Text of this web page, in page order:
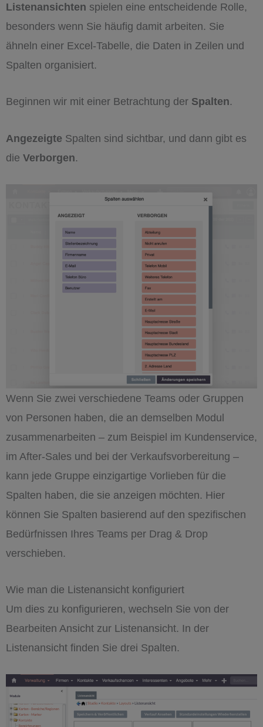
Listenansichten spielen eine entscheidende Rolle,
besonders wenn Sie häufig damit arbeiten. Sie
ähneln einer Excel-Tabelle, die Daten in Zeilen und
Spalten organisiert.
Beginnen wir mit einer Betrachtung der Spalten.
Angezeigte Spalten sind sichtbar, und dann gibt es
die Verborgen.
Wenn Sie zwei verschiedene Teams oder Gruppen
von Personen haben, die an demselben Modul
zusammenarbeiten – zum Beispiel im Kundenservice,
im After-Sales und bei der Verkaufsvorbereitung –
kann jede Gruppe einzigartige Vorlieben für die
Spalten haben, die sie anzeigen möchten. Hier
können Sie Spalten basierend auf den spezifischen
Bedürfnissen Ihres Teams per Drag & Drop
verschieben.
Wie man die Listenansicht konfiguriert
Um dies zu konfigurieren, wechseln Sie von der
Bearbeiten Ansicht zur Listenansicht. In der
Listenansicht finden Sie drei Spalten.